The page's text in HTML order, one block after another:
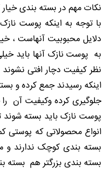
نکات مهم در بسته بندی خیار
با توجه به اینکه پوست
دلایل محبوبیت آنهاست ،
به پوست نازک آنها باید
نظر کیفیت دچار افتی
اینکه رسیدند جمع کرده و
جلوگیری کرده وکیفیت آن
پوست نازک باید بسته
انواع محصولاتی که پوستی
بسته بندی کوچک ندارند و
بسته بندی بزرگتر هم بسته